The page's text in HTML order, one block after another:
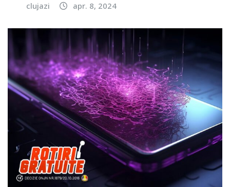
clujazi apr. 8, 2024